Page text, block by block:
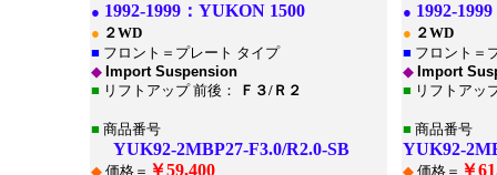
● 1992-1999： YUKON 1500
● ２WD
■ フロント＝プレート タイプ
◆ Import Suspension
■ リフトアップ 前後： Ｆ３/Ｒ２
■ 商品番号
YUK92-2MBP27-F3.0/R2.0-SB
◆価格＝ ￥59,400
● 1992-1999
● ２WD
■ フロント＝
◆ Import
■ リフトアッ
■ 商品番号
YUK92-
◆価格＝ ￥